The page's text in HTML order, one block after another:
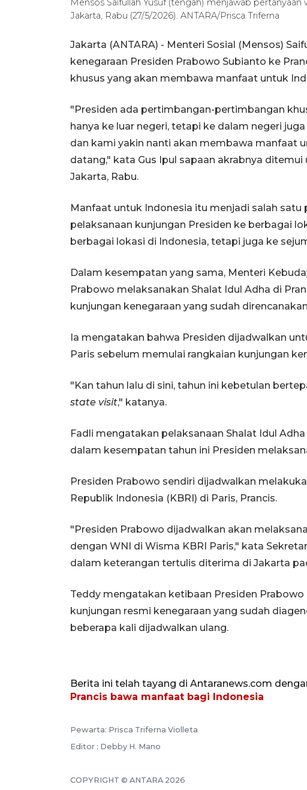
Mensos Saifullah Yusuf (tengah) menjawab
Jakarta, Rabu (27/5/2026). ANTARA/Prisca Triferna
Jakarta (ANTARA) - Menteri Sosial (Mensos)
kenegaraan Presiden Prabowo Subianto ke
khusus yang akan membawa manfaat untuk
"Presiden ada pertimbangan-pertimbangan
hanya ke luar negeri, tetapi ke dalam negeri
dan kami yakin nanti akan membawa manfaat
datang," kata Gus Ipul sapaan akrabnya
Jakarta, Rabu.
Manfaat untuk Indonesia itu menjadi salah
pelaksanaan kunjungan Presiden ke berbagai
berbagai lokasi di Indonesia, tetapi juga ke
Dalam kesempatan yang sama, Menteri
Prabowo melaksanakan Shalat Idul Adha di
kunjungan kenegaraan yang sudah
Ia mengatakan bahwa Presiden dijadwalkan
Paris sebelum memulai rangkaian kunjungan
"Kan tahun lalu di sini, tahun ini kebetulan
state visit," katanya.
Fadli mengatakan pelaksanaan Shalat Idul
dalam kesempatan tahun ini Presiden
Presiden Prabowo sendiri dijadwalkan
Republik Indonesia (KBRI) di Paris, Prancis.
"Presiden Prabowo dijadwalkan akan
dengan WNI di Wisma KBRI Paris," kata
dalam keterangan tertulis diterima di Jakarta
Teddy mengatakan ketibaan Presiden
kunjungan resmi kenegaraan yang sudah
beberapa kali dijadwalkan ulang.
Berita ini telah tayang di Antaranews.com
Prancis bawa manfaat bagi Indonesia
Pewarta: Prisca Triferna Violleta
Editor : Debby H. Mano
COPYRIGHT © ANTARA 2026